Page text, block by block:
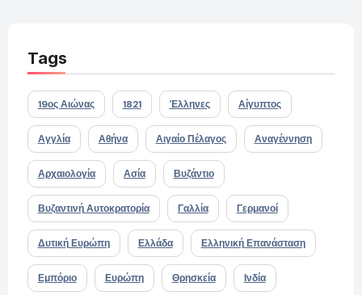
Tags
19ος Αιώνας 1821 Έλληνες Αίγυπτος
Αγγλία Αθήνα Αιγαίο Πέλαγος Αναγέννηση
Αρχαιολογία Ασία Βυζάντιο
Βυζαντινή Αυτοκρατορία Γαλλία Γερμανοί
Δυτική Ευρώπη Ελλάδα Ελληνική Επανάσταση
Εμπόριο Ευρώπη Θρησκεία Ινδία